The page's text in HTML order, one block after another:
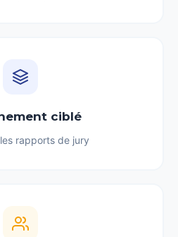
ciblé
rapports de jury